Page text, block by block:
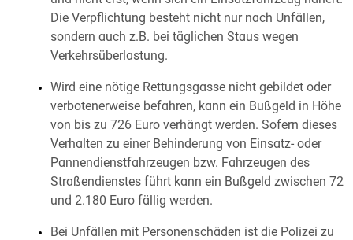
Die Verpflichtung besteht nicht nur nach Unfällen,
sondern auch z.B. bei täglichen Staus wegen
Verkehrsüberlastung.
Wird eine nötige Rettungsgasse nicht gebildet oder
verbotenerweise befahren, kann ein Bußgeld in Höhe
von bis zu 726 Euro verhängt werden. Sofern dieses
Verhalten zu einer Behinderung von Einsatz- oder
Pannendienstfahrzeugen bzw. Fahrzeugen des
Straßendienstes führt kann ein Bußgeld zwischen 72
und 2.180 Euro fällig werden.
Bei Unfällen mit Personenschäden ist die Polizei zu